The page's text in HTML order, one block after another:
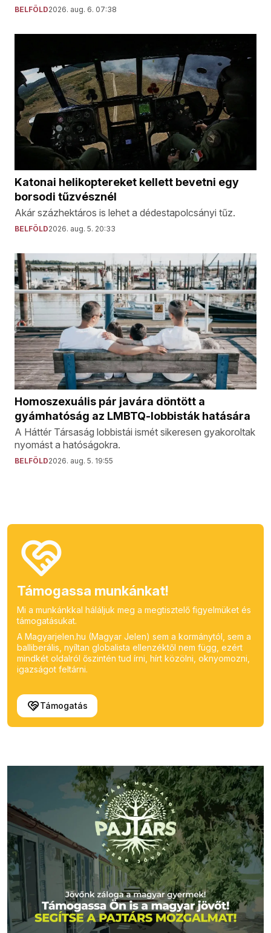
BELFÖLD2026. aug. 6. 07:38
Katonai helikoptereket kellett bevetni egy
borsodi tűzvésznél
Akár százhektáros is lehet a dédestapolcsányi tűz.
BELFÖLD2026. aug. 5. 20:33
Homoszexuális pár javára döntött a
gyámhatóság az LMBTQ-lobbisták hatására
A Háttér Társaság lobbistái ismét sikeresen gyakoroltak
nyomást a hatóságokra.
BELFÖLD2026. aug. 5. 19:55
Támogassa munkánkat!
Mi a munkánkkal háláljuk meg a megtisztelő figyelmüket és
támogatásukat.
A Magyarjelen.hu (Magyar Jelen) sem a kormánytól, sem a
balliberális, nyíltan globalista ellenzéktől nem függ, ezért
mindkét oldalról őszintén tud írni, hírt közölni, oknyomozni,
igazságot feltárni.
Támogatás